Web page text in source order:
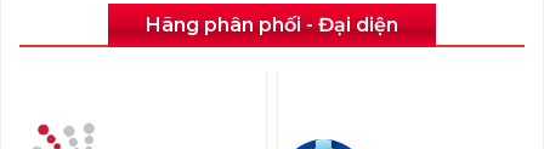
Hãng phân phối - Đại diện